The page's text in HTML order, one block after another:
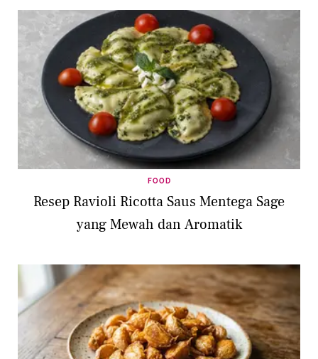
FOOD
Resep Ravioli Ricotta Saus Mentega Sage
yang Mewah dan Aromatik